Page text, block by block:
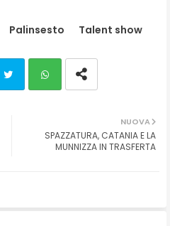
Palinsesto Talent show
ats
NUOVA
SPAZZATURA, CATANIA E LA
MUNNIZZA IN TRASFERTA